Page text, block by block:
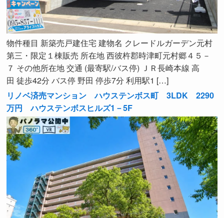
物件種目 新築売戸建住宅 建物名 クレードルガーデン元村
第三・限定１棟販売 所在地 西彼杵郡時津町元村郷４５－
７ その他所在地 交通 (最寄駅/バス停) ＪＲ長崎本線 高
田 徒歩42分 バス停 野田 停歩7分 利用駅1 […]
リノベ済売マンション ハウステンボス町 3LDK 2290
万円 ハウステンボスヒルズ1－5F